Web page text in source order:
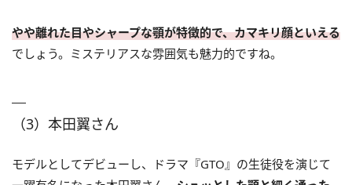
やや離れた目やシャープな顎が特徴的で、カマキリ顔といえる
でしょう。ミステリアスな雰囲気も魅力的ですね。
（3）本田翼さん
モデルとしてデビューし、ドラマ『GTO』の生徒役を演じて